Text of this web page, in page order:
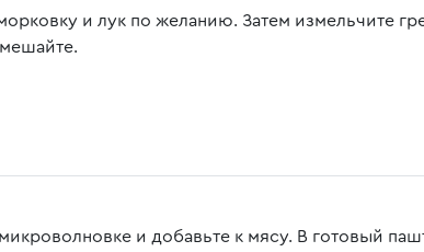
и лук по желанию. Затем измельчите
и добавьте к мясу. В готовый